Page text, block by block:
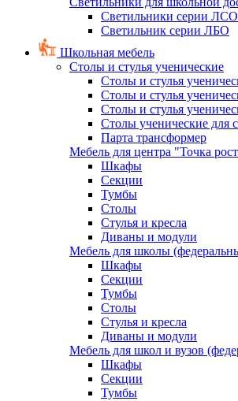
Светильники серии ЛСО
Светильник серии ЛБО
Школьная мебель
Столы и стулья ученические
Столы и стулья
Столы и стулья
Столы и стулья
Столы ученические для
Парта трансформер
Мебель для центра "Точка
Шкафы
Секции
Тумбы
Столы
Стулья и кресла
Диваны и модули
Мебель для школы
Шкафы
Секции
Тумбы
Столы
Стулья и кресла
Диваны и модули
Мебель для школ и вузов
Шкафы
Секции
Тумбы